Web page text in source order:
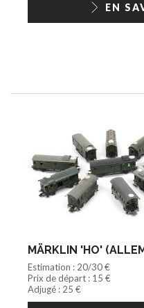
EN
MÄRKLIN 'HO'
Estimation : 20/30 €
Prix de départ : 15 €
Adjugé : 25 €